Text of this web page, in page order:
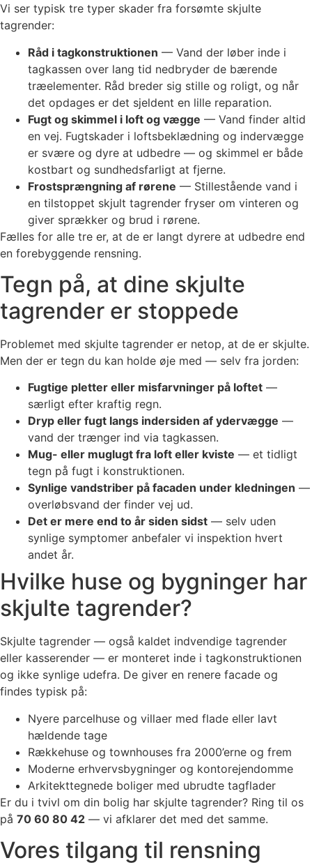
Vi ser typisk tre typer skader fra forsømte skjulte
tagrender:
Råd i tagkonstruktionen — Vand der løber inde i
tagkassen over lang tid nedbryder de bærende
træelementer. Råd breder sig stille og roligt, og når
det opdages er det sjeldent en lille reparation.
Fugt og skimmel i loft og vægge — Vand finder altid
en vej. Fugtskader i loftsbeklædning og indervægge
er svære og dyre at udbedre — og skimmel er både
kostbart og sundhedsfarligt at fjerne.
Frostsprængning af rørene — Stillestående vand i
en tilstoppet skjult tagrender fryser om vinteren og
giver sprækker og brud i rørene.
Fælles for alle tre er, at de er langt dyrere at udbedre end
en forebyggende rensning.
Tegn på, at dine skjulte
tagrender er stoppede
Problemet med skjulte tagrender er netop, at de er skjulte.
Men der er tegn du kan holde øje med — selv fra jorden:
Fugtige pletter eller misfarvninger på loftet —
særligt efter kraftig regn.
Dryp eller fugt langs indersiden af ydervægge —
vand der trænger ind via tagkassen.
Mug- eller muglugt fra loft eller kviste — et tidligt
tegn på fugt i konstruktionen.
Synlige vandstriber på facaden under kledningen —
overløbsvand der finder vej ud.
Det er mere end to år siden sidst — selv uden
synlige symptomer anbefaler vi inspektion hvert
andet år.
Hvilke huse og bygninger har
skjulte tagrender?
Skjulte tagrender — også kaldet indvendige tagrender
eller kasserender — er monteret inde i tagkonstruktionen
og ikke synlige udefra. De giver en renere facade og
findes typisk på:
Nyere parcelhuse og villaer med flade eller lavt
hældende tage
Rækkehuse og townhouses fra 2000’erne og frem
Moderne erhvervsbygninger og kontorejendomme
Arkitekttegnede boliger med ubrudte tagflader
Er du i tvivl om din bolig har skjulte tagrender? Ring til os
på 70 60 80 42 — vi afklarer det med det samme.
Vores tilgang til rensning